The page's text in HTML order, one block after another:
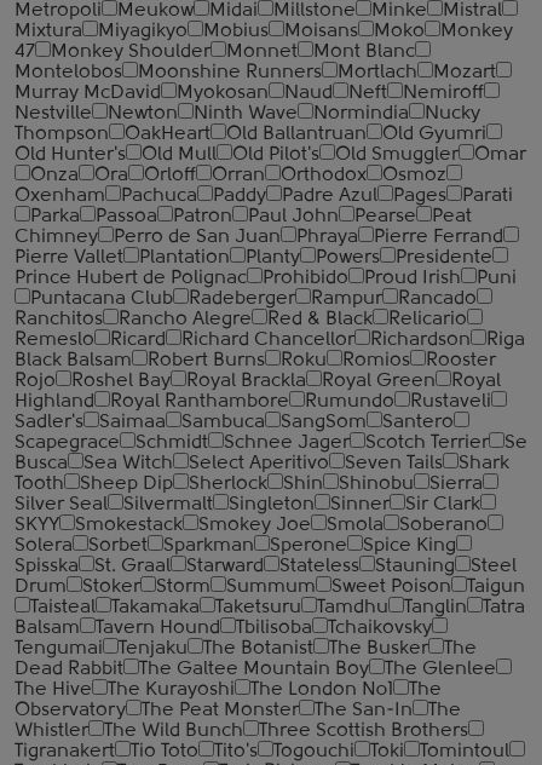
Metropoli
Meukow Midai Millstone Minke
Mistral
Mixtura
Miyagikyo Mobius Moisans Moko
Monkey
47
Monkey Shoulder Monnet
Mont Blanc
Montelobos
Moonshine Runners Mortlach
Mozart
Murray McDavid
Myokosan Naud Neft
Nemiroff
Nestville
Newton Ninth Wave Normindia
Nucky
Thompson
OakHeart Old Ballantruan
Old Gyumri
Old Hunter's
Old Mull Old Pilot's Old Smuggler
Omar
Onza
Ora Orloff Orran Orthodox
Osmoz
Oxenham
Pachuca Paddy Padre Azul Pages
Parati
Parka
Passoa Patron Paul John Pearse
Peat
Chimney
Perro de San Juan Phraya
Pierre Ferrand
Pierre Vallet
Plantation Planty Powers
Presidente
Prince Hubert de Polignac
Prohibido Proud Irish
Puni
Puntacana Club
Radeberger Rampur
Rancado
Ranchitos
Rancho Alegre Red & Black
Relicario
Remeslo
Ricard Richard Chancellor Richardson
Riga
Black Balsam
Robert Burns Roku Romios
Rooster
Rojo
Roshel Bay Royal Brackla Royal Green
Royal
Highland
Royal Ranthambore Rumundo
Rustaveli
Sadler's
Saimaa Sambuca SangSom
Santero
Scapegrace
Schmidt Schnee Jager Scotch Terrier
Se
Busca
Sea Witch Select Aperitivo Seven Tails
Shark
Tooth
Sheep Dip Sherlock Shin Shinobu
Sierra
Silver Seal
Silvermalt Singleton Sinner
Sir Clark
SKYY
Smokestack Smokey Joe Smola
Soberano
Solera
Sorbet Sparkman Sperone
Spice King
Spisska
St. Graal Starward Stateless Stauning
Steel
Drum
Stoker Storm Summum Sweet Poison
Taigun
Taisteal
Takamaka Taketsuru Tamdhu Tanglin
Tatra
Balsam
Tavern Hound Tbilisoba
Tchaikovsky
Tengumai
Tenjaku The Botanist The Busker
The
Dead Rabbit
The Galtee Mountain Boy
The Glenlee
The Hive
The Kurayoshi The London №1
The
Observatory
The Peat Monster The San-In
The
Whistler
The Wild Bunch
Three Scottish Brothers
Tigranakert
Tio Toto Tito's Togouchi Toki
Tomintoul